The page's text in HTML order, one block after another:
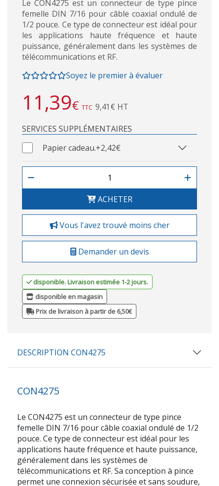
Le CON4275 est un connecteur de type pince
femelle DIN 7/16 pour câble coaxial ondulé de
1/2 pouce. Ce type de connecteur est idéal pour
les applications haute fréquence et haute
puissance, généralement dans les systèmes de
télécommunications et RF.
Soyez le premier à évaluer
11,39€ TTC 9,41€ HT
SERVICES SUPPLÉMENTAIRES
Papier cadeau.+2,42€
ACHETER
Vous l'avez trouvé moins cher
Demander un devis
disponible. Livraison estimée 1-2 jours.
disponible en magasin
Prix de livraison à partir de 6,50€
DESCRIPTION CON4275
CON4275
Le CON4275 est un connecteur de type pince
femelle DIN 7/16 pour câble coaxial ondulé de 1/2
pouce. Ce type de connecteur est idéal pour les
applications haute fréquence et haute puissance,
généralement dans les systèmes de
télécommunications et RF. Sa conception à pince
permet une connexion sécurisée et sans soudure,